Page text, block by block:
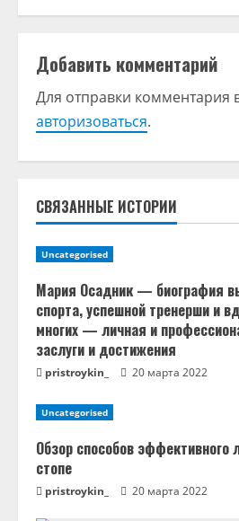
л
ж
и
т
ь
ч
т
е
н
и
е
Добавить комментарий
Для отправки комментария
авторизоваться.
СВЯЗАННЫЕ ИСТОРИИ
Uncategorised
Мария Осадник — биография
спорта, успешной тренерши и
многих — личная и
заслуги и достижения
pristroykin_ 20 марта 2022
Uncategorised
Обзор способов
стопе
pristroykin_ 20 марта 2022